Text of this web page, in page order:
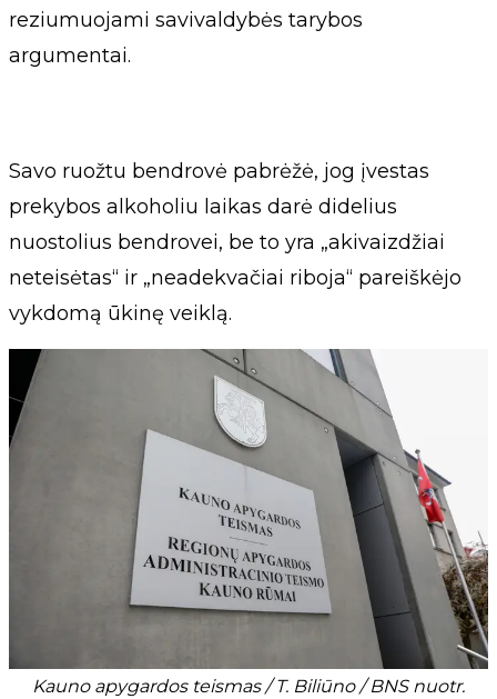
reziumuojami savivaldybės tarybos
argumentai.
Savo ruožtu bendrovė pabrėžė, jog įvestas
prekybos alkoholiu laikas darė didelius
nuostolius bendrovei, be to yra „akivaizdžiai
neteisėtas“ ir „neadekvačiai riboja“ pareiškėjo
vykdomą ūkinę veiklą.
Kauno apygardos teismas / T. Biliūno / BNS nuotr.